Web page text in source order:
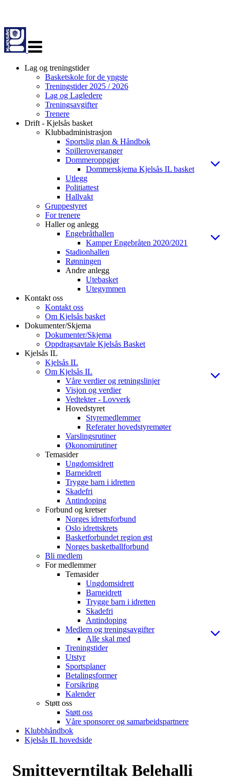
navigasjon
Lag og treningstider
Basketskole for de yngste
Treningstider 2025 / 2026
Lag og Lagledere
Treningsavgifter
Trenere
Drift - Kjelsås basket
Klubbadministrasjon
Sportslig plan & Håndbok
Spilleroverganger
Dommeroppgjør
Dommerskjema Kjelsås IL basket
Utlegg
Politiattest
Hallvakt
Gruppestyret
For trenere
Haller og anlegg
Engebråthallen
Kamper Engebråten 2020/2021
Stadionhallen
Rønningen
Andre anlegg
Utebasket
Utegymmen
Kontakt oss
Kontakt oss
Om Kjelsås basket
Dokumenter/Skjema
Dokumenter/Skjema
Oppdragsavtale Kjelsås Basket
Kjelsås IL
Kjelsås IL
Om Kjelsås IL
Våre verdier og retningslinjer
Visjon og verdier
Vedtekter - Lovverk
Hovedstyret
Styremedlemmer
Referater hovedstyremøter
Varslingsrutiner
Økonomirutiner
Temasider
Ungdomsidrett
Barneidrett
Trygge barn i idretten
Skadefri
Antindoping
Forbund og kretser
Norges idrettsforbund
Oslo idrettskrets
Basketforbundet region øst
Norges basketballforbund
Bli medlem
For medlemmer
Temasider
Ungdomsidrett
Barneidrett
Trygge barn i idretten
Skadefri
Antindoping
Medlem og treningsavgifter
Alle skal med
Treningstider
Utstyr
Sportsplaner
Betalingsformer
Forsikring
Kalender
Støtt oss
Støtt oss
Våre sponsorer og samarbeidspartnere
Klubbhåndbok
Kjelsås IL hovedside
Smitteverntiltak Belehalli